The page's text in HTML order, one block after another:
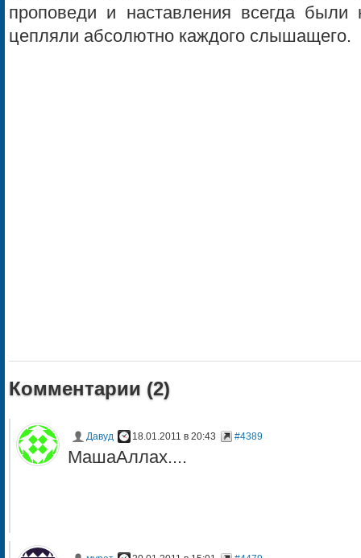
проповеди и наставления всегда были
цепляли абсолютно каждого слышащего.
Комментарии (2)
Давуд 18.01.2011 в 20:43 #4389
МашаАллах....